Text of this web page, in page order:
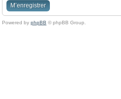
M’enregistrer
Powered by phpBB © phpBB Group.